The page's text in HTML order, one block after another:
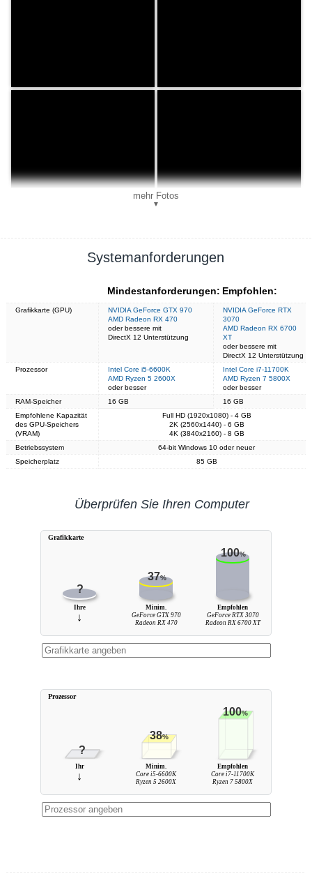
mehr Fotos
▼
Systemanforderungen
Mindestanforderungen: Empfohlen:
Grafikkarte (GPU)
NVIDIA GeForce GTX 970
AMD Radeon RX 470
oder bessere mit
DirectX 12 Unterstützung
NVIDIA GeForce RTX
3070
AMD Radeon RX 6700
XT
oder bessere mit
DirectX 12 Unterstützung
Prozessor
Intel Core i5-6600K
AMD Ryzen 5 2600X
oder besser
Intel Core i7-11700K
AMD Ryzen 7 5800X
oder besser
RAM-Speicher
16 GB
16 GB
Empfohlene Kapazität
des GPU-Speichers
(VRAM)
Full HD (1920x1080) - 4 GB
2K (2560x1440) - 6 GB
4K (3840x2160) - 8 GB
Betriebssystem
64-bit Windows 10 oder neuer
Speicherplatz
85 GB
Überprüfen Sie Ihren Computer
?
37%
100%
Ihre
↓
Minim.
GeForce GTX 970
Radeon RX 470
Empfohlen
GeForce RTX 3070
Radeon RX 6700 XT
Grafikkarte
?
38%
100%
Ihr
↓
Minim.
Core i5-6600K
Ryzen 5 2600X
Empfohlen
Core i7-11700K
Ryzen 7 5800X
Prozessor